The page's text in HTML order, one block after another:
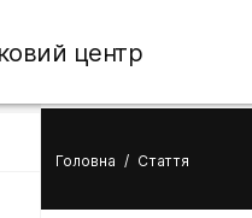
центр
Головна / Стаття